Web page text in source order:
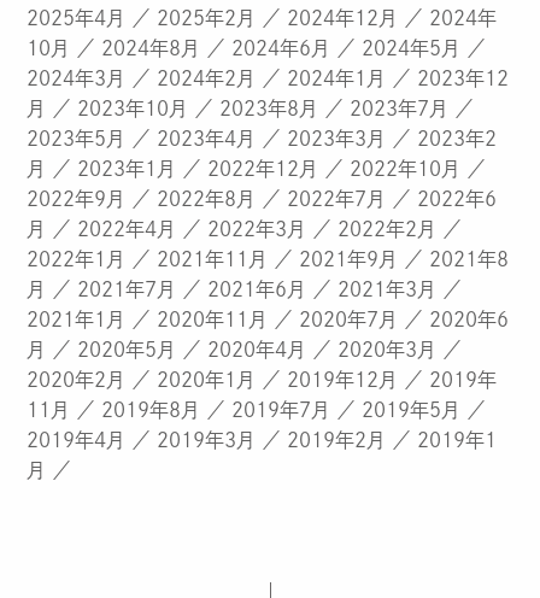
2025年4月
2025年2月 2024年12月
2024年
10月
2024年8月 2024年6月
2024年5月
2024年3月
2024年2月 2024年1月
2023年12
月
2023年10月 2023年8月
2023年7月
2023年5月
2023年4月 2023年3月
2023年2
月
2023年1月 2022年12月
2022年10月
2022年9月
2022年8月 2022年7月
2022年6
月
2022年4月 2022年3月
2022年2月
2022年1月
2021年11月 2021年9月
2021年8
月
2021年7月 2021年6月
2021年3月
2021年1月
2020年11月 2020年7月
2020年6
月
2020年5月 2020年4月
2020年3月
2020年2月
2020年1月 2019年12月
2019年
11月
2019年8月 2019年7月
2019年5月
2019年4月
2019年3月 2019年2月
2019年1
月